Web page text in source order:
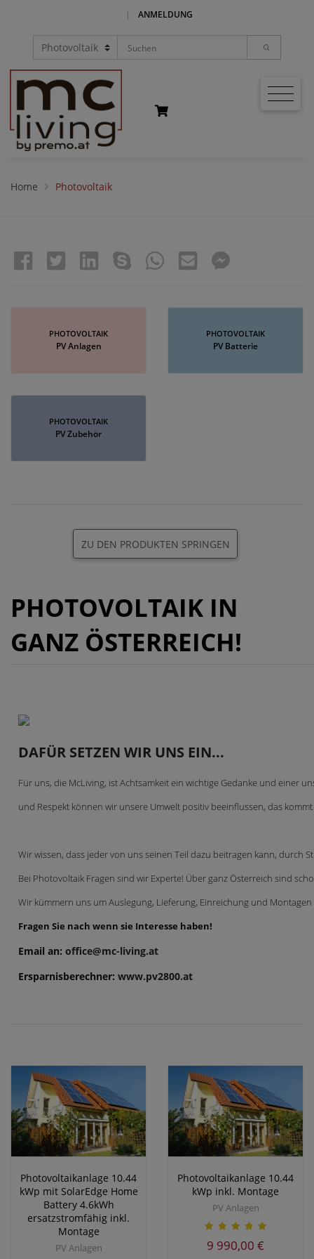
| ANMELDUNG
Home Photovoltaik
PHOTOVOLTAIK
PV Anlagen
PHOTOVOLTAIK
PV Batterie
PHOTOVOLTAIK
PV Zubehör
ZU DEN PRODUKTEN SPRINGEN
PHOTOVOLTAIK IN
GANZ ÖSTERREICH!
DAFÜR SETZEN WIR UNS EIN...
Für uns, die McLiving, ist Achtsamkeit ein wichtige Gedanke und einer
und Respekt können wir unsere Umwelt positiv beeinflussen, das
Wir wissen, dass jeder von uns seinen Teil dazu beitragen kann, durch
Bei Photovoltaik Fragen sind wir Experte! Über ganz Österreich sind
Wir kümmern uns um Auslegung, Lieferung, Einreichung und
Fragen Sie nach wenn sie Interesse haben!
Email an: office@mc-living.at
Ersparnisberechner: www.pv2800.at
Photovoltaikanlage 10.44
kWp mit SolarEdge Home
Battery 4.6kWh
ersatzstromfähig inkl.
Montage
PV Anlagen
Photovoltaikanlage 10.44
kWp inkl. Montage
PV Anlagen
9 990,00 €